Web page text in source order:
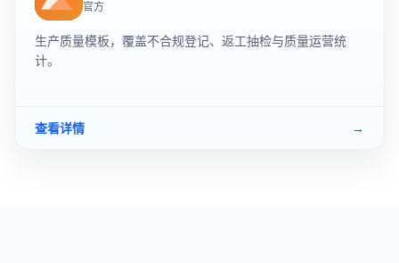
官方
生产质量模板，覆盖不合规登记、返工抽检与质量运营统
计。
查看详情 →